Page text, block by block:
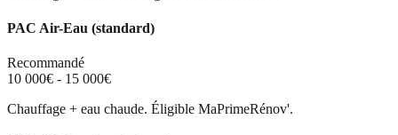
PAC Air-Eau (standard)
Recommandé
10 000€ - 15 000€
Chauffage + eau chaude. Éligible MaPrimeRénov'.